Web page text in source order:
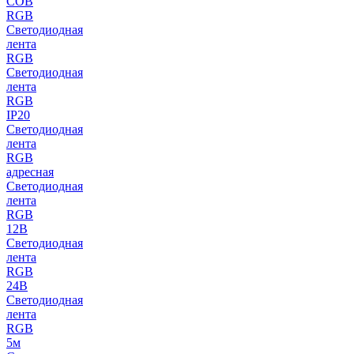
RGB
Светодиодная
лента
RGB
Светодиодная
лента
RGB
IP20
Светодиодная
лента
RGB
адресная
Светодиодная
лента
RGB
12В
Светодиодная
лента
RGB
24В
Светодиодная
лента
RGB
5м